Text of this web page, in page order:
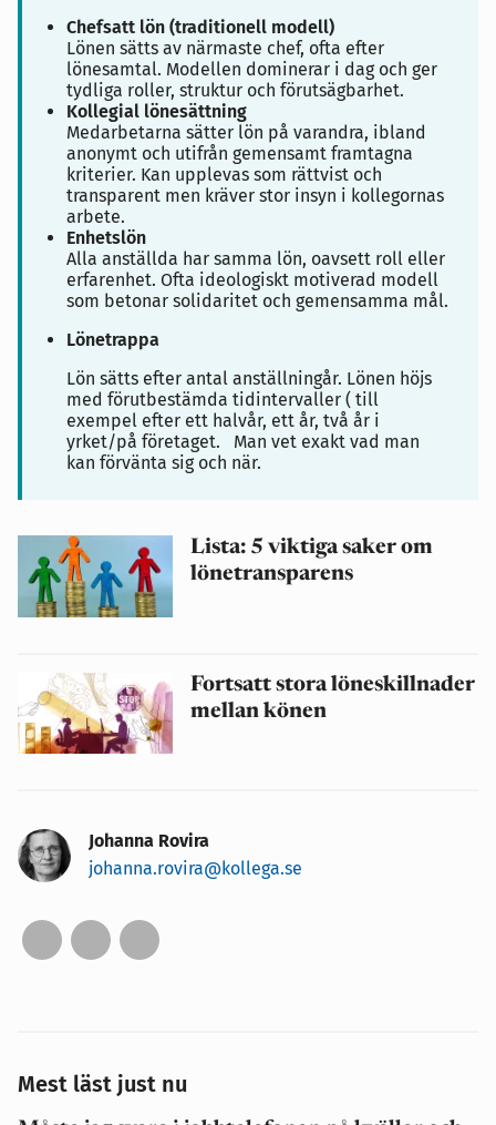
Chefsatt lön (traditionell modell)
Lönen sätts av närmaste chef, ofta efter
lönesamtal. Modellen dominerar i dag och ger
tydliga roller, struktur och förutsägbarhet.
Kollegial lönesättning
Medarbetarna sätter lön på varandra, ibland
anonymt och utifrån gemensamt framtagna
kriterier. Kan upplevas som rättvist och
transparent men kräver stor insyn i kollegornas
arbete.
Enhetslön
Alla anställda har samma lön, oavsett roll eller
erfarenhet. Ofta ideologiskt motiverad modell
som betonar solidaritet och gemensamma mål.
Lönetrappa
Lön sätts efter antal anställningår. Lönen höjs
med förutbestämda tidintervaller ( till
exempel efter ett halvår, ett år, två år i
yrket/på företaget. Man vet exakt vad man
kan förvänta sig och när.
Lista: 5 viktiga saker om
lönetransparens
Fortsatt stora löneskillnader
mellan könen
Johanna Rovira
johanna.rovira@kollega.se
Mest läst just nu